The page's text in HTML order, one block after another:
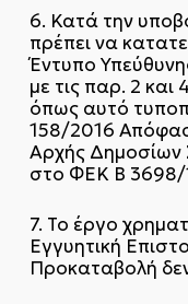
6. Κατά την
πρέπει να
Έντυπο
με τις παρ. 2
όπως αυτό
158/2016
Αρχής Δημοσίων
στο ΦΕΚ Β 3698/
7. Το έργο
Εγγυητική
Προκαταβολή